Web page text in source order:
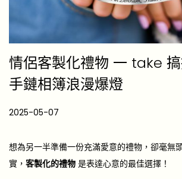
情侶客製化禮物 一 take
手鏈相簿浪漫爆燈
P
s
t
2025-05-07
2
6
想為另一半準備一份充滿愛意的禮物，卻毫無
實， 客製化的禮物 是表達心意的最佳選擇！